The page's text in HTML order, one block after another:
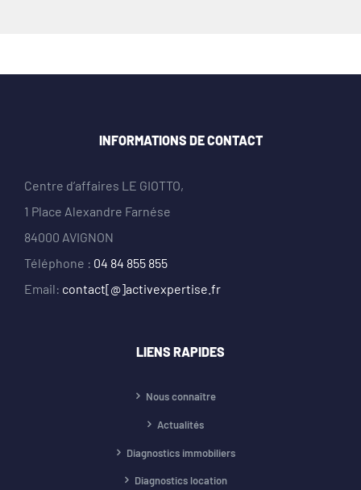
INFORMATIONS DE CONTACT
Centre d’affaires LE GIOTTO,
1 Place Alexandre Farnése
84000 AVIGNON
Téléphone : 04 84 855 855
Email: contact[@]activexpertise.fr
LIENS RAPIDES
Nous connaître
Actualités
Diagnostics immobiliers
Diagnostics location